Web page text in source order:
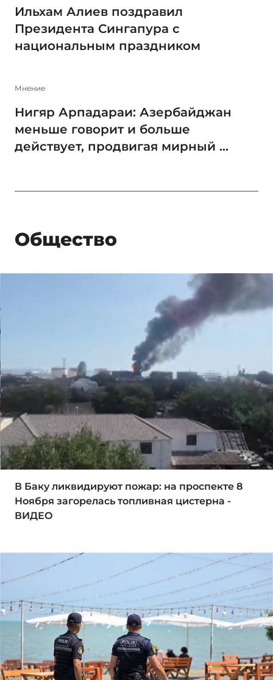
Ильхам Алиев поздравил
Президента Сингапура с
национальным праздником
Мнение
Нигяр Арпадараи: Азербайджан
меньше говорит и больше
действует, продвигая мирный ...
Общество
В Баку ликвидируют пожар: на проспекте 8
Ноября загорелась топливная цистерна -
ВИДЕО